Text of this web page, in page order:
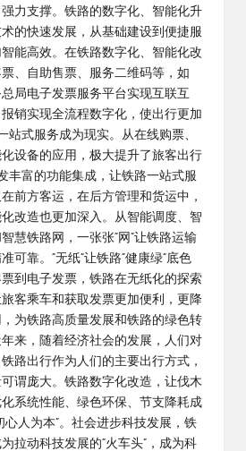
力支撑。铁路的数字化、智能化升
的快速发展，从基础建设到便捷服
能高效。在铁路数字化、智能化改
、自助售票、服务二维码等，如
局电子发票服务平台实现互联互
销实现全流程数字化，使出行更加
站式服务成为现实。从在线购票、
设备的应用，极大提升了旅客出行
丰富的功能集成，让铁路一站式服
前方客运，在后方管理和货运中，
改造也更加深入。从智能调度、智
慧铁路网，一张张“网”让铁路运输
可靠。“无纸”让铁路“健康绿”底色
到电子发票，铁路在无纸化的探索
客乘车和获取发票更加便利，更降
为铁路高质量发展和铁路的绿色转
来，随着经济社会的发展，人们对
路出行作为人们的主要出行方式，
谓庞大。铁路数字化改造，让伐木
系统性能、绿色环保、节支降耗成
心人为本”。社会进步科技发展，铁
拉动科技发展的“火车头”，成为科